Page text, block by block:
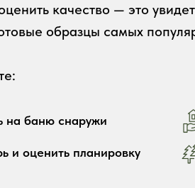
качество — это
образцы самых
на баню снаружи
и оценить планировку